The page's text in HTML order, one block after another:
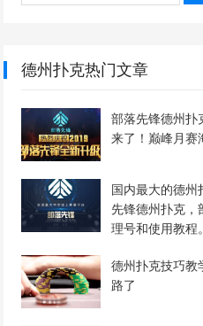
德州扑克热门文章
部落先锋德州扑
来了！巅峰月赛
国内最大的德
先锋德州扑克，
理号和使用教程。
德州扑克技巧教
路了